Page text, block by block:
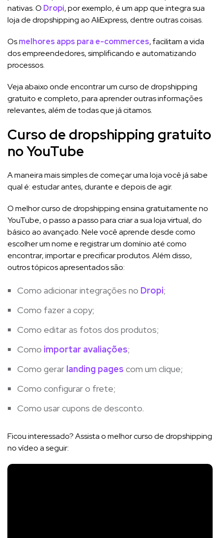
nativas. O Dropi, por exemplo, é um app que integra sua
loja de dropshipping ao AliExpress, dentre outras coisas.
Osmelhores apps para e-commerces, facilitam a vida
dos empreendedores, simplificando e automatizando
processos.
Veja abaixo onde encontrar um curso de dropshipping
gratuito e completo, para aprender outras informações
relevantes, além de todas que já citamos.
Curso de dropshipping gratuito
no YouTube
A maneira mais simples de começar uma loja você já sabe
qual é: estudar antes, durante e depois de agir.
O melhor curso de dropshipping ensina gratuitamente no
YouTube, o passo a passo para criar a sua loja virtual, do
básico ao avançado. Nele você aprende desde como
escolher um nome e registrar um domínio até como
encontrar, importar e precificar produtos. Além disso,
outros tópicos apresentados são:
Como adicionar integrações no Dropi;
Como fazer a copy;
Como editar as fotos dos produtos;
Como importar avaliações;
Como gerar landing pages com um clique;
Como configurar o frete;
Como usar cupons de desconto.
Ficou interessado? Assista o melhor curso de dropshipping
no vídeo a seguir: